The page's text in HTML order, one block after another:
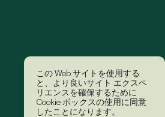
この Web サイトを使用する
と、より良いサイト エクスペ
リエンスを確保するために
Cookie ボックスの使用に同意
したことになります。